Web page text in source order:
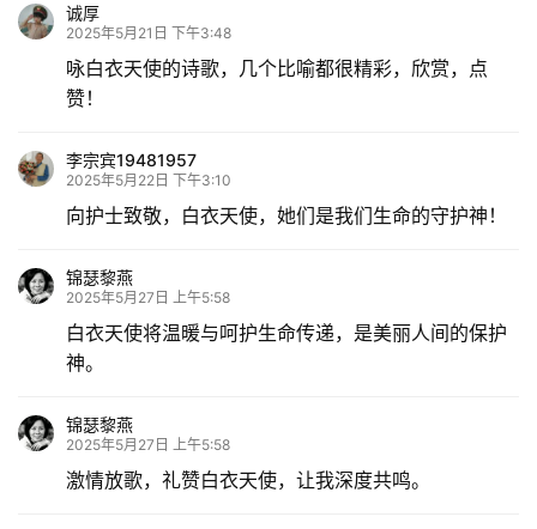
诚厚
2025年5月21日 下午3:48
咏白衣天使的诗歌，几个比喻都很精彩，欣赏，点
赞！
李宗宾19481957
2025年5月22日 下午3:10
向护士致敬，白衣天使，她们是我们生命的守护神！
锦瑟黎燕
2025年5月27日 上午5:58
白衣天使将温暖与呵护生命传递，是美丽人间的保护
神。
锦瑟黎燕
2025年5月27日 上午5:58
激情放歌，礼赞白衣天使，让我深度共鸣。